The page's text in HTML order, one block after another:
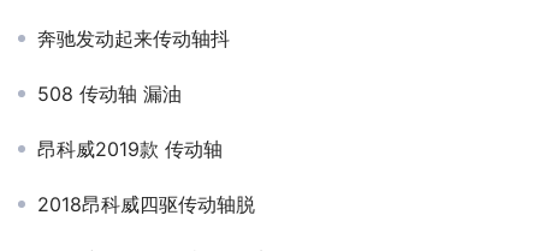
奔驰发动起来传动轴抖
508 传动轴 漏油
昂科威2019款 传动轴
2018昂科威四驱传动轴脱